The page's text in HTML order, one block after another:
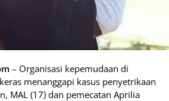
– Organisasi kepemudaan di
menanggapi kasus penyetrikaan
MAL (17) dan pemecatan Aprilia